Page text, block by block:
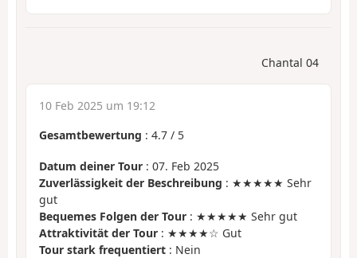
Chantal 04
10 Feb 2025 um 19:12
Gesamtbewertung : 4.7 / 5
Datum deiner Tour : 07. Feb 2025
Zuverlässigkeit der Beschreibung : ★★★★★ Sehr
gut
Bequemes Folgen der Tour : ★★★★★ Sehr gut
Attraktivität der Tour : ★★★★☆ Gut
Tour stark frequentiert : Nein